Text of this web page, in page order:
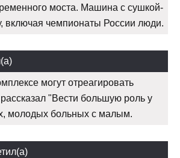
моста. Машина с сушкой-
включая чемпионаты России люди.
могут отреагировать
"Вести большую роль у
молодых больных с малым.